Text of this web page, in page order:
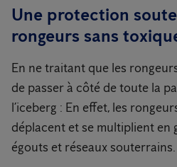
Une protection
rongeurs sans
En ne traitant que les
de passer à côté de toute la
l’iceberg : En effet, les
déplacent et se multiplient en
égouts et réseaux souterrains.